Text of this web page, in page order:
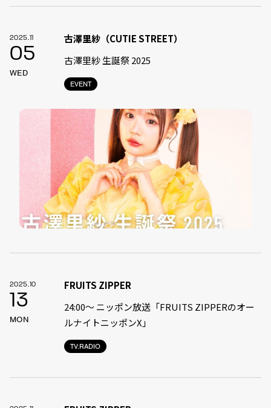
2025.11
05
WED
EVENT
古澤里紗（CUTIE STREET）
古澤里紗 生誕祭 2025
2025.10
13
MON
TV.RADIO
FRUITS ZIPPER
24:00〜 ニッポン放送「FRUITS ZIPPERのオー
ルナイトニッポンX」